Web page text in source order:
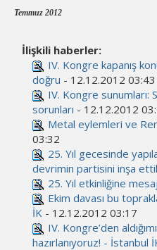
Temmuz 2012
İlişkili haberler:
IV. Kongre kapanış
doğru - 12.12.2012 03:43
IV. Kongre sunumları:
sorunları - 12.12.2012
Metal eylemleri ve
03:32
25. Yıl gecesinde
devrimin partisini inşa
25. Yıl etkinliğine
Ekim davası bu
İK - 12.12.2012 03:17
IV. Kongre’den
hazırlanıyoruz! - İstanbul